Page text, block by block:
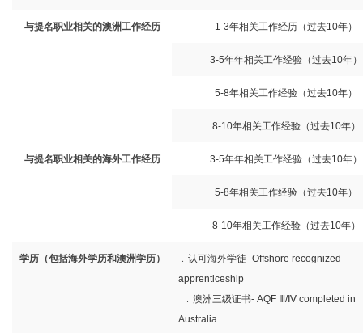
与提名职业相关的澳洲工作经历 1-3年相关工作经历（过去10年）
3-5年年相关工作经验（过去10年）
5-8年相关工作经验（过去10年）
8-10年相关工作经验（过去10年）
与提名职业相关的海外工作经历 3-5年年相关工作经验（过去10年）
5-8年相关工作经验（过去10年）
8-10年相关工作经验（过去10年）
学历（包括海外学历和澳洲学历） ﹒认可海外学徒- Offshore recognized
apprenticeship
﹒澳洲三级证书- AQF /Ⅳ completed in
Australia